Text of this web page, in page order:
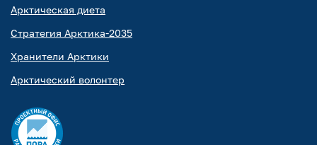
Арктическая диета
Стратегия Арктика-2035
Хранители Арктики
Арктический волонтер